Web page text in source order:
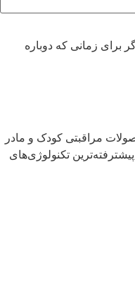
برای زمانی که دوباره
مراقبتی کودک و مادر
تکنولوژی‌های